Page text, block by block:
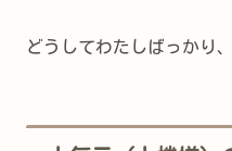
どうしてわたしばっかり